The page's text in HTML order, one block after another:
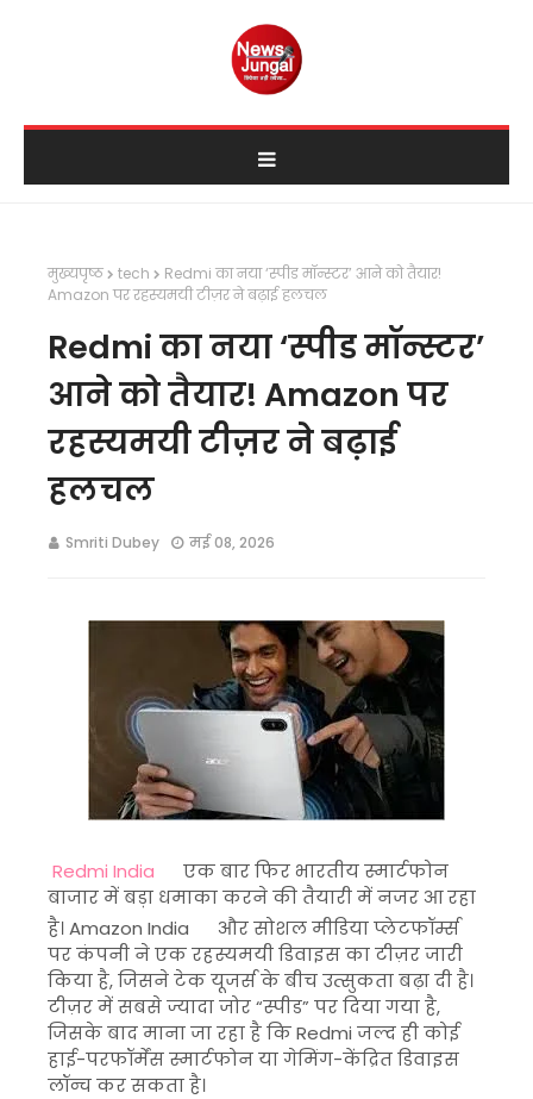
मुख्यपृष्ठ tech
Redmi का नया ‘स्पीड मॉन्स्टर’ आने को तैयार!
Amazon पर रहस्यमयी टीज़र ने बढ़ाई हलचल
Redmi का नया ‘स्पीड मॉन्स्टर’
आने को तैयार! Amazon पर
रहस्यमयी टीज़र ने बढ़ाई
हलचल
Smriti Dubey मई 08, 2026
Redmi India
एक बार फिर भारतीय स्मार्टफोन
बाजार में बड़ा धमाका करने की तैयारी में नजर आ रहा
है। Amazon India
और सोशल मीडिया प्लेटफॉर्म्स
पर कंपनी ने एक रहस्यमयी डिवाइस का टीज़र जारी
किया है, जिसने टेक यूजर्स के बीच उत्सुकता बढ़ा दी है।
टीज़र में सबसे ज्यादा जोर “स्पीड” पर दिया गया है,
जिसके बाद माना जा रहा है कि Redmi जल्द ही कोई
हाई-परफॉर्मेंस स्मार्टफोन या गेमिंग-केंद्रित डिवाइस
लॉन्च कर सकता है।